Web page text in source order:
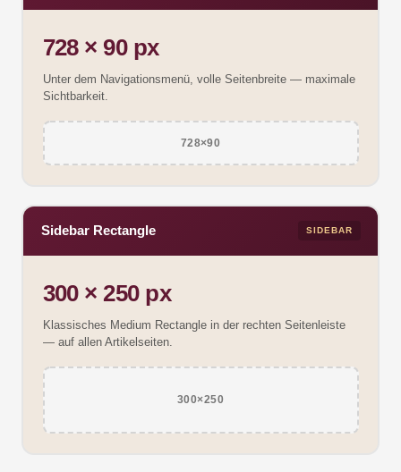
728 × 90 px
Unter dem Navigationsmenü, volle Seitenbreite — maximale
Sichtbarkeit.
728×90
Sidebar Rectangle SIDEBAR
300 × 250 px
Klassisches Medium Rectangle in der rechten Seitenleiste
— auf allen Artikelseiten.
300×250